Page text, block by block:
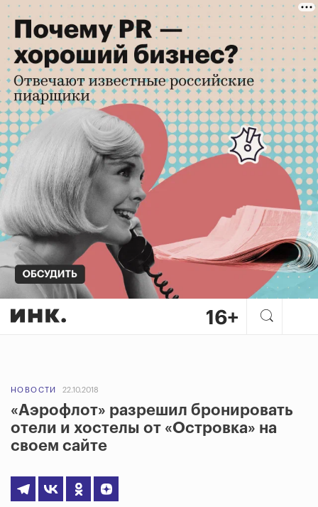
НОВОСТИ 22.10.2018
«Аэрофлот» разрешил бронировать
отели и хостелы от «Островка» на
своем сайте